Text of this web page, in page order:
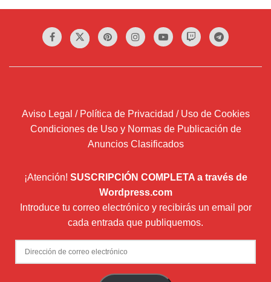
Aviso Legal / Política de Privacidad / Uso de Cookies
Condiciones de Uso y Normas de Publicación de
Anuncios Clasificados
¡Atención! SUSCRIPCIÓN COMPLETA a través de
Wordpress.com
Introduce tu correo electrónico y recibirás un email por
cada entrada que publiquemos.
Dirección
de